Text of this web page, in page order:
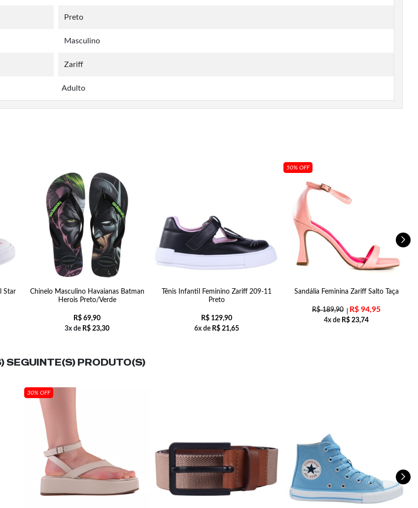
Preto
Masculino
Zariff
Adulto
Star
Chinelo Masculino Havaianas Batman
Herois Preto/Verde
R$ 69,90
3x de R$ 23,30
Tênis Infantil Feminino Zariff 209-11
Preto
R$ 129,90
6x de R$ 21,65
50% OFF
Sandália Feminina Zariff Salto Taça
R$189,90 R$ 94,95
4x de R$ 23,74
SEGUINTE(S) PRODUTO(S)
30% OFF